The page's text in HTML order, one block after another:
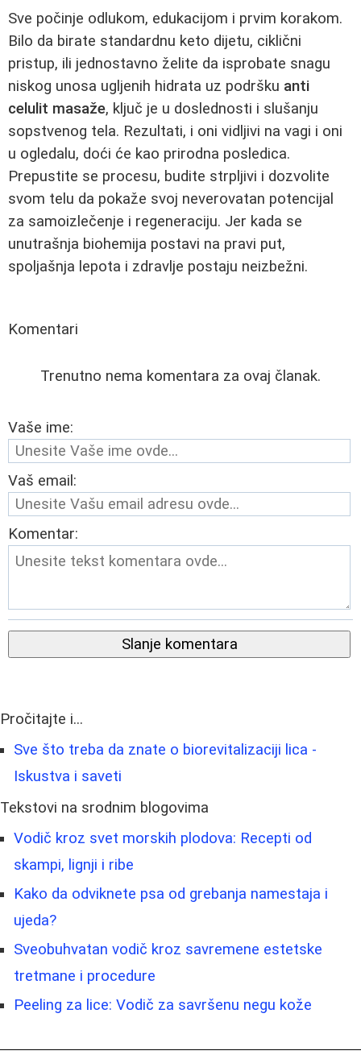
Sve počinje odlukom, edukacijom i prvim korakom.
Bilo da birate standardnu keto dijetu, ciklični
pristup, ili jednostavno želite da isprobate snagu
niskog unosa ugljenih hidrata uz podršku anti
celulit masaže, ključ je u doslednosti i slušanju
sopstvenog tela. Rezultati, i oni vidljivi na vagi i oni
u ogledalu, doći će kao prirodna posledica.
Prepustite se procesu, budite strpljivi i dozvolite
svom telu da pokaže svoj neverovatan potencijal
za samoizlečenje i regeneraciju. Jer kada se
unutrašnja biohemija postavi na pravi put,
spoljašnja lepota i zdravlje postaju neizbežni.
Komentari
Trenutno nema komentara za ovaj članak.
Vaše ime:
Vaš email:
Komentar:
Slanje komentara
Pročitajte i...
Sve što treba da znate o biorevitalizaciji lica -
Iskustva i saveti
Tekstovi na srodnim blogovima
Vodič kroz svet morskih plodova: Recepti od
skampi, lignji i ribe
Kako da odviknete psa od grebanja namestaja i
ujeda?
Sveobuhvatan vodič kroz savremene estetske
tretmane i procedure
Peeling za lice: Vodič za savršenu negu kože